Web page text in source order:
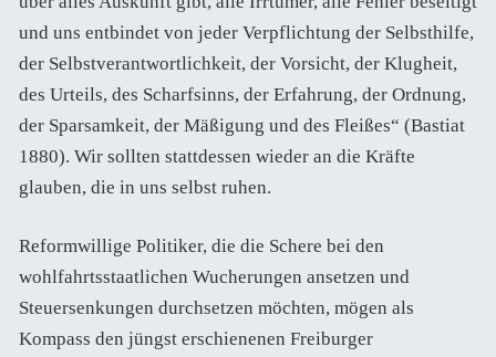
und uns entbindet von jeder Verpflichtung der Selbsthilfe,
der Selbstverantwortlichkeit, der Vorsicht, der Klugheit,
des Urteils, des Scharfsinns, der Erfahrung, der Ordnung,
der Sparsamkeit, der Mäßigung und des Fleißes“ (Bastiat
1880). Wir sollten stattdessen wieder an die Kräfte
glauben, die in uns selbst ruhen.
Reformwillige Politiker, die die Schere bei den
wohlfahrtsstaatlichen Wucherungen ansetzen und
Steuersenkungen durchsetzen möchten, mögen als
Kompass den jüngst erschienenen Freiburger